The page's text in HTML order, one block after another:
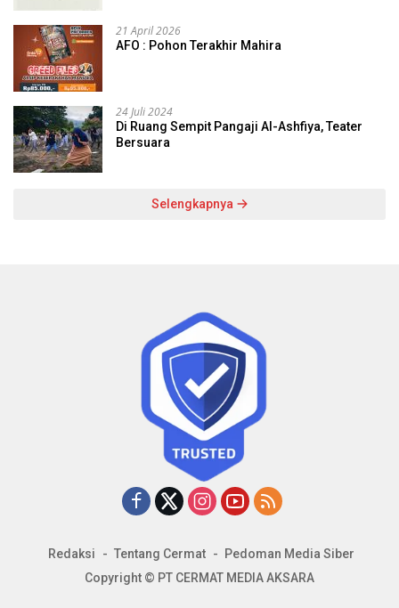
21 April 2026
AFO : Pohon Terakhir Mahira
24 Juli 2024
Di Ruang Sempit Pangaji Al-Ashfiya, Teater
Bersuara
Selengkapnya
Redaksi Tentang Cermat
Pedoman Media Siber
Copyright © PT CERMAT MEDIA AKSARA